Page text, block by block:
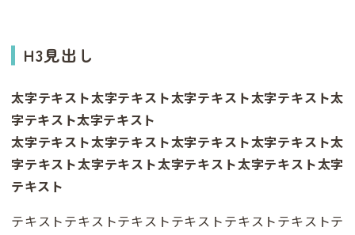
H3見出し
太字テキスト太字テキスト太字テキスト太字テキスト太
字テキスト太字テキスト
太字テキスト太字テキスト太字テキスト太字テキスト太
字テキスト太字テキスト太字テキスト太字テキスト太字
テキスト
テキストテキストテキストテキストテキストテキストテ